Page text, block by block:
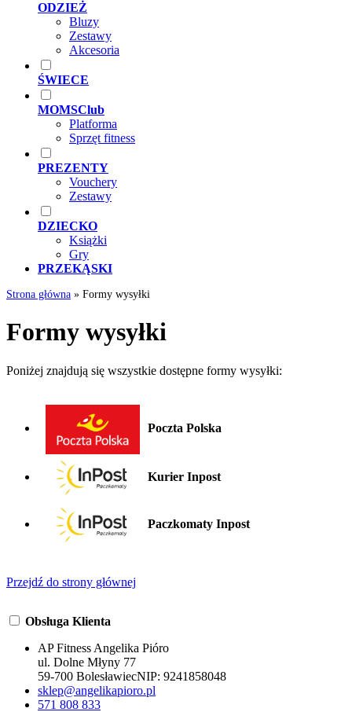
ODZIEŻ
Bluzy
Zestawy
Akcesoria
ŚWIECE
MOMSClub
Platforma
Sprzęt fitness
PREZENTY
Vouchery
Zestawy
DZIECKO
Książki
Gry
PRZEKĄSKI
Strona główna » Formy wysyłki
Formy wysyłki
Poniżej znajdują się wszystkie dostępne formy wysyłki:
Poczta Polska
Kurier Inpost
Paczkomaty Inpost
Przejdź do strony głównej
Obsługa Klienta
AP Fitness Angelika Pióro
ul. Dolne Młyny 77
59-700 BolesławiecNIP: 9241858048
sklep@angelikapioro.pl
571 808 833